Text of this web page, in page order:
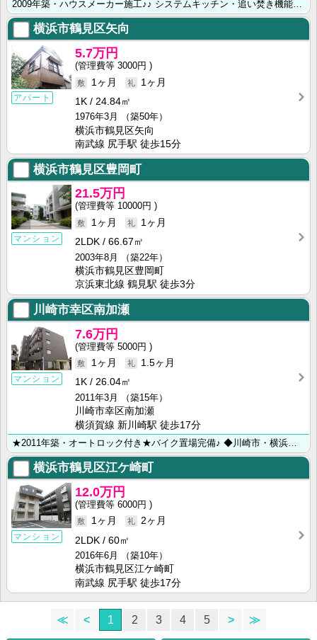
横浜市鶴見区矢向
アパート
5.7万円
3000円
1ヶ月
1ヶ月
1K
24.84㎡
1976年3月
（築50年）
横浜市鶴見区矢向
南武線 尻手駅 徒歩15分
横浜市鶴見区豊岡町
マンション
21.5万円
10000円
1ヶ月
1ヶ月
2LDK
66.67㎡
2003年8月
（築22年）
横浜市鶴見区豊岡町
京浜東北線 鶴見駅 徒歩3分
川崎市幸区南加瀬
マンション
7.6万円
5000円
1ヶ月
1.5ヶ月
1K
26.04㎡
2011年3月
（築15年）
川崎市幸区南加瀬
横須賀線 新川崎駅 徒歩17分
★2011年築・オートロック付き★バイク置場完備♪ ◆川崎市・横浜市のお部屋探しは【㈱ライフハウジン･･･
横浜市鶴見区江ケ崎町
マンション
12.0万円
6000円
1ヶ月
2ヶ月
2LDK
60㎡
2016年6月
（築10年）
横浜市鶴見区江ケ崎町
南武線 尻手駅 徒歩17分
≪ < 1 2 3 4 5 > ≫